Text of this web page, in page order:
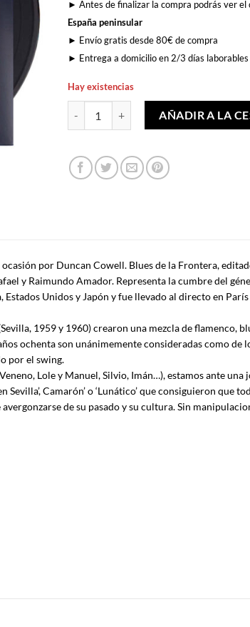
► Antes de finalizar la compra podrás ver el
España peninsular
► Envío gratis desde 80€ de compra
► Entrega a domicilio en 2/3 días laborables
Hay existencias
Blues de la Frontera cantidad
AÑADIR A LA
por Duncan Cowell. Blues de la Frontera,
y Raimundo Amador. Representa la cumbre del
Estados Unidos y Japón y fue llevado al directo en
1959 y 1960) crearon una mezcla de flamenco,
ochenta son unánimemente consideradas como de
por el swing.
Lole y Manuel, Silvio, Imán…), estamos ante una
Sevilla’, Camarón’ o ‘Lunático’ que consiguieron que
de su pasado y su cultura. Sin